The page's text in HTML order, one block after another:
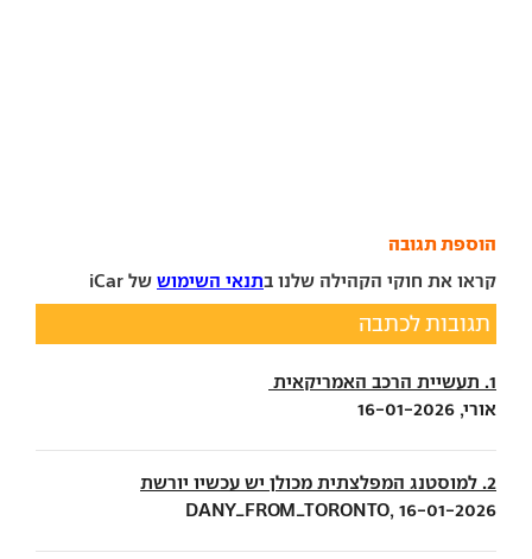
הוספת תגובה
קראו את חוקי הקהילה שלנו בתנאי השימוש של iCar
תגובות לכתבה
1. תעשיית הרכב האמריקאית
אורי, 16-01-2026
2. למוסטנג המפלצתית מכולן יש עכשיו יורשת
DANY_FROM_TORONTO, 16-01-2026